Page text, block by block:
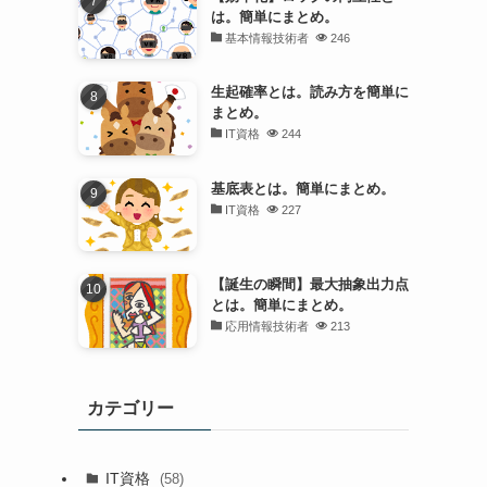
は。簡単にまとめ。
基本情報技術者 246
生起確率とは。読み方を簡単に
まとめ。
IT資格 244
基底表とは。簡単にまとめ。
IT資格 227
【誕生の瞬間】最大抽象出力点
とは。簡単にまとめ。
応用情報技術者 213
カテゴリー
IT資格 (58)